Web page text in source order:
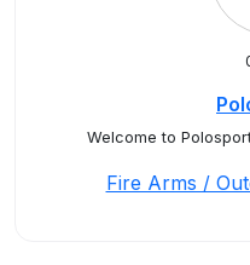
Welcome to
Fire Arms /